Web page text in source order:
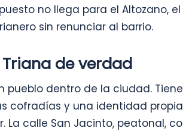
no llega para el Altozano,
sin renunciar al barrio.
de verdad
pueblo dentro de la ciudad.
cofradías y una identidad
La calle San Jacinto, peatonal,